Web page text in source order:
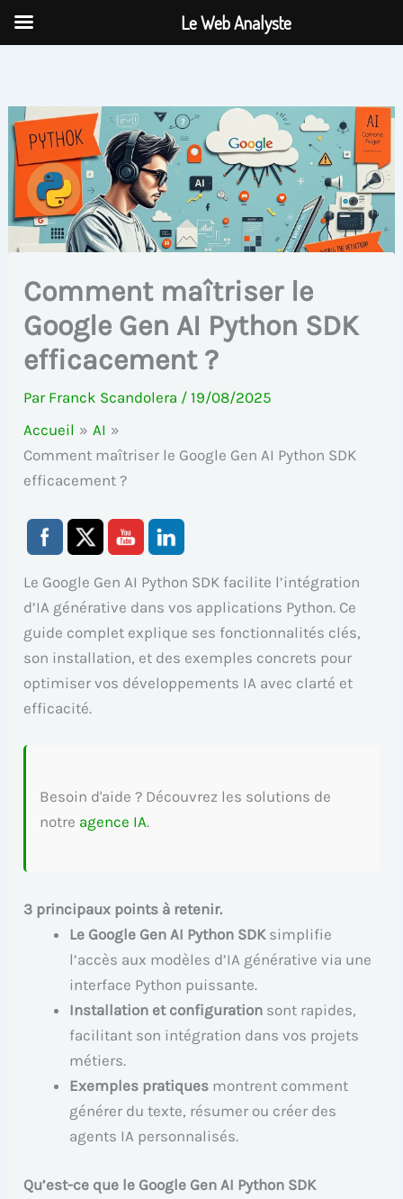
Aller
Comment maîtriser le
Google Gen AI Python SDK
efficacement ?
Par Franck Scandolera /19/08/2025
Accueil
AI
Comment maîtriser le Google Gen AI Python SDK
efficacement ?
Le Google Gen AI Python SDK facilite l’intégration
d’IA générative dans vos applications Python. Ce
guide complet explique ses fonctionnalités clés,
son installation, et des exemples concrets pour
optimiser vos développements IA avec clarté et
efficacité.
Besoin d'aide ? Découvrez les solutions de
notre agence IA.
3 principaux points à retenir.
Le Google Gen AI Python SDKsimplifie
l’accès aux modèles d’IA générative via une
interface Python puissante.
Installation et configuration sont rapides,
facilitant son intégration dans vos projets
métiers.
Exemples pratiques montrent comment
générer du texte, résumer ou créer des
agents IA personnalisés.
Qu’est-ce que le Google Gen AI Python SDK
Le Web Analyste